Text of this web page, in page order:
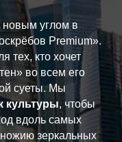
новым углом в
Premium».
тех, кто хочет
во всем его
суеты. Мы
культуры, чтобы
вдоль самых
зеркальных